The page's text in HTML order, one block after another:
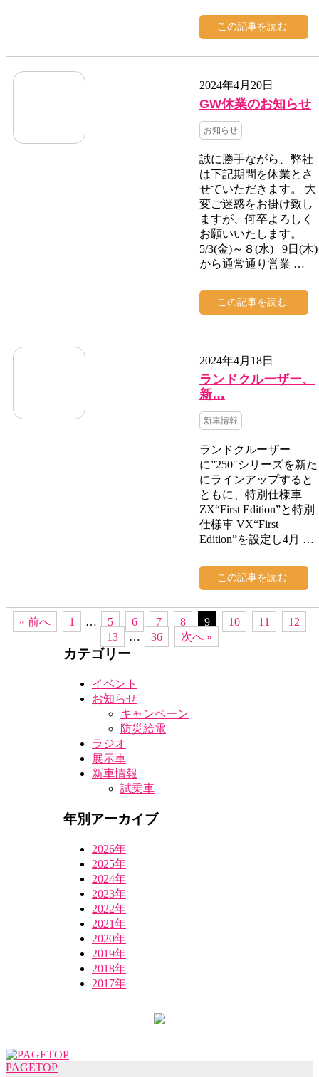
この記事を読む
2024年4月20日
GW休業のお知らせ
お知らせ
誠に勝手ながら、弊社
は下記期間を休業とさ
せていただきます。 大
変ご迷惑をお掛け致し
ますが、何卒よろしく
お願いいたします。
5/3(金)～８(水) 9日(木)
から通常通り営業 …
この記事を読む
2024年4月18日
ランドクルーザー、
新…
新車情報
ランドクルーザー
に”250″シリーズを新た
にラインアップすると
ともに、特別仕様車
ZX“First Edition”と特別
仕様車 VX“First
Edition”を設定し4月 …
この記事を読む
« 前へ 1 … 5 6 7 8 9 10 11
12
13
… 36 次へ »
カテゴリー
イベント
お知らせ
キャンペーン
防災給電
ラジオ
展示車
新車情報
試乗車
年別アーカイブ
2026年
2025年
2024年
2023年
2022年
2021年
2020年
2019年
2018年
2017年
PAGETOP